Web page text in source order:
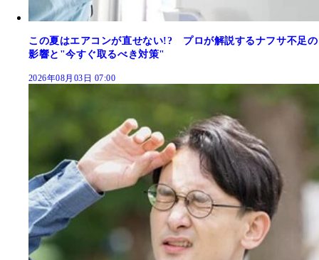
この夏はエアコンが直せない!? プロが解説するナフサ不足の
影響と"今すぐ取るべき対策"
2026年08月03日 07:00